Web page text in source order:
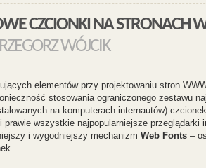
WÓJCIK
elementów przy projektowaniu stron
stosowania ograniczonego zestawu
na komputerach internautów)
wszystkie najpopularniejsze przeglądarki
i wygodniejszy mechanizm Web Fonts–